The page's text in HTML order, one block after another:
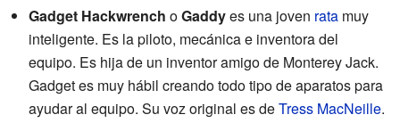
Gadget Hackwrench oGaddyes una joven rata muy
inteligente. Es la piloto, mecánica e inventora del
equipo. Es hija de un inventor amigo de Monterey Jack.
Gadget es muy hábil creando todo tipo de aparatos para
ayudar al equipo. Su voz original es deTress MacNeille.